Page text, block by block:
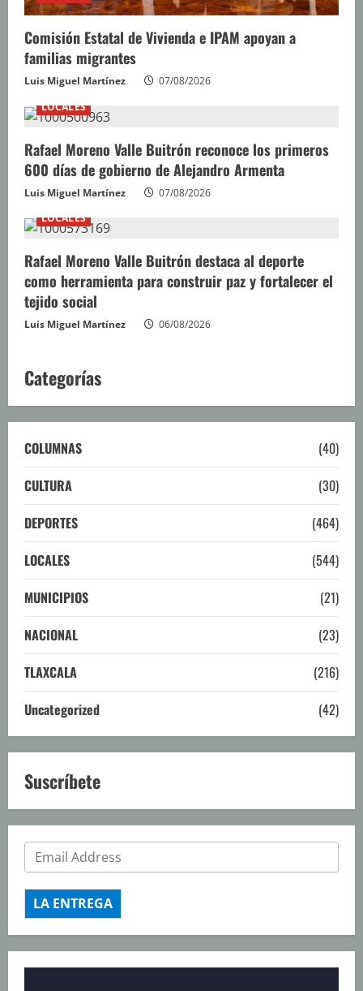
Comisión Estatal de Vivienda e IPAM apoyan a
familias migrantes
Luis Miguel Martínez
07/08/2026
LOCALES
Rafael Moreno Valle Buitrón reconoce los primeros
600 días de gobierno de Alejandro Armenta
Luis Miguel Martínez
07/08/2026
LOCALES
Rafael Moreno Valle Buitrón destaca al deporte
como herramienta para construir paz y fortalecer el
tejido social
Luis Miguel Martínez 06/08/2026
Categorías
COLUMNAS
(40)
CULTURA
(30)
DEPORTES
(464)
LOCALES
(544)
MUNICIPIOS
(21)
NACIONAL
(23)
TLAXCALA
(216)
Uncategorized
(42)
Suscríbete
LA ENTREGA